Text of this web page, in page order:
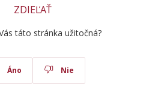
ZDIEĽAŤ
táto stránka užitočná?
Áno Nie